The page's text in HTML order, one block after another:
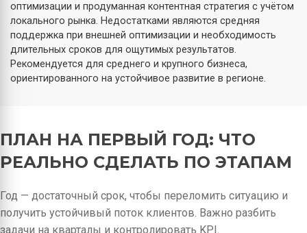
оптимизации и продуманная контентная стратегия с учётом
локального рынка. Недостатками являются средняя
поддержка при внешней оптимизации и необходимость
длительных сроков для ощутимых результатов.
Рекомендуется для среднего и крупного бизнеса,
ориентированного на устойчивое развитие в регионе.
ПЛАН НА ПЕРВЫЙ ГОД: ЧТО
РЕАЛЬНО СДЕЛАТЬ ПО ЭТАПАМ
Год — достаточный срок, чтобы переломить ситуацию и
получить устойчивый поток клиентов. Важно разбить
задачи на кварталы и контролировать KPI.